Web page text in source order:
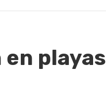
playas